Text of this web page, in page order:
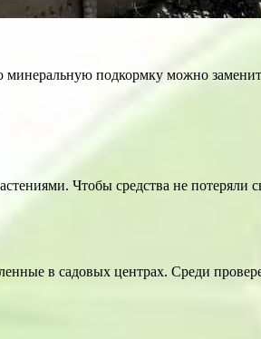
подкормку можно
Чтобы средства не потеряли
в садовых центрах. Среди